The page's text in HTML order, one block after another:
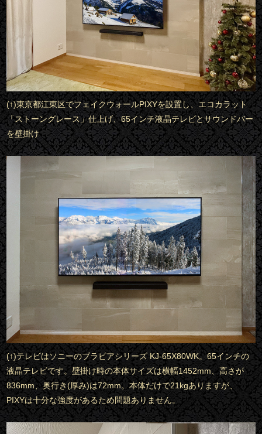
(↑)東京都江東区でフェイクウォールPIXYを設置し、エコカラット
「ストーングレース」仕上げ、65インチ液晶テレビとサウンドバー
を壁掛け
(↑)テレビはソニーのブラビアシリーズ KJ-65X80WK。65インチの
液晶テレビです。壁掛け時の本体サイズは横幅1452mm、高さが
836mm、奥行き(厚み)は72mm。本体だけで21kgありますが、
PIXYは十分な強度があるため問題ありません。